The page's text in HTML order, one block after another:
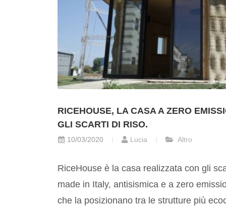
RICEHOUSE, LA CASA A ZERO
GLI SCARTI DI RISO.
10/03/2020 Lucia Altro
RiceHouse è la casa realizzata con gli
made in Italy, antisismica e a zero
che la posizionano tra le strutture più